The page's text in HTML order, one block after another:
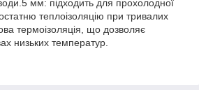
мм: підходить для прохолодної
теплоізоляцію при тривалих
термоізоляція, що дозволяє
низьких температур.